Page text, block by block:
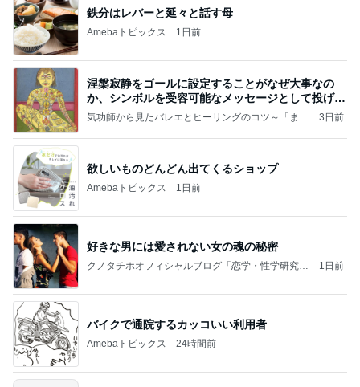
鉄分はレバーと延々と話す母
Amebaトピックス 1日前
涅槃寂静をゴールに設定することがなぜ大事なの
か、シンボルを受容可能なメッセージとして投げる
ことが
気功師から見たバレエとヒーリングのコツ～「まと
3日前
欲しいものどんどん出てくるショップ
Amebaトピックス 1日前
好きな男には愛されない女の魂の秘密
クノタチホオフィシャルブログ「恋学・性学研究
1日前
バイクで通院するカッコいい利用者
Amebaトピックス 24時間前